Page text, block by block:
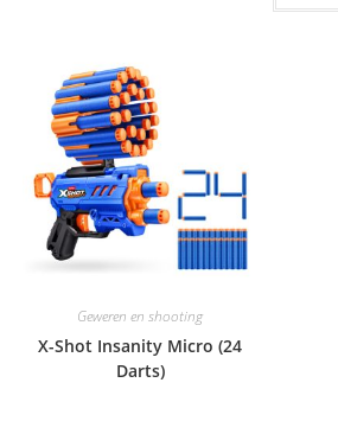
Geweren en shooting
X-Shot Insanity Micro (24
Darts)